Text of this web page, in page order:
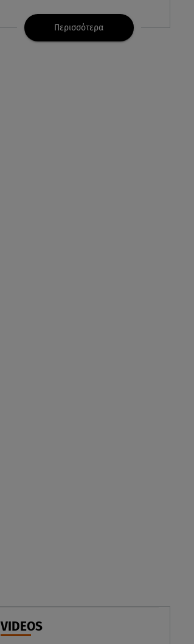
07.08.26 , 21:32
Κρήτη: Τουρίστας ρωτούσε
πόσο να πληρώσει για να
Έξοδος Αυγούστου: Στο 100% η
πληρότητα για Κυκλάδες
Περισσότερα
VIDEOS